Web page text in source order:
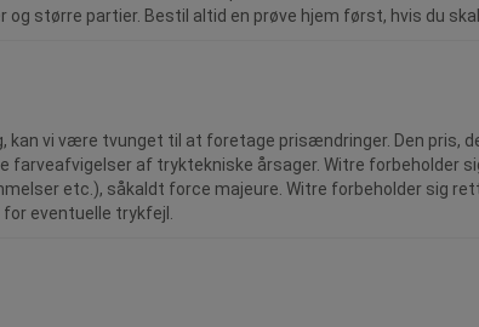
større partier. Bestil altid en prøve hjem først, hvis du
vi være tvunget til at foretage prisændringer. Den
farveafvigelser af tryktekniske årsager. Witre
etc.), såkaldt force majeure. Witre forbeholder sig
eventuelle trykfejl.